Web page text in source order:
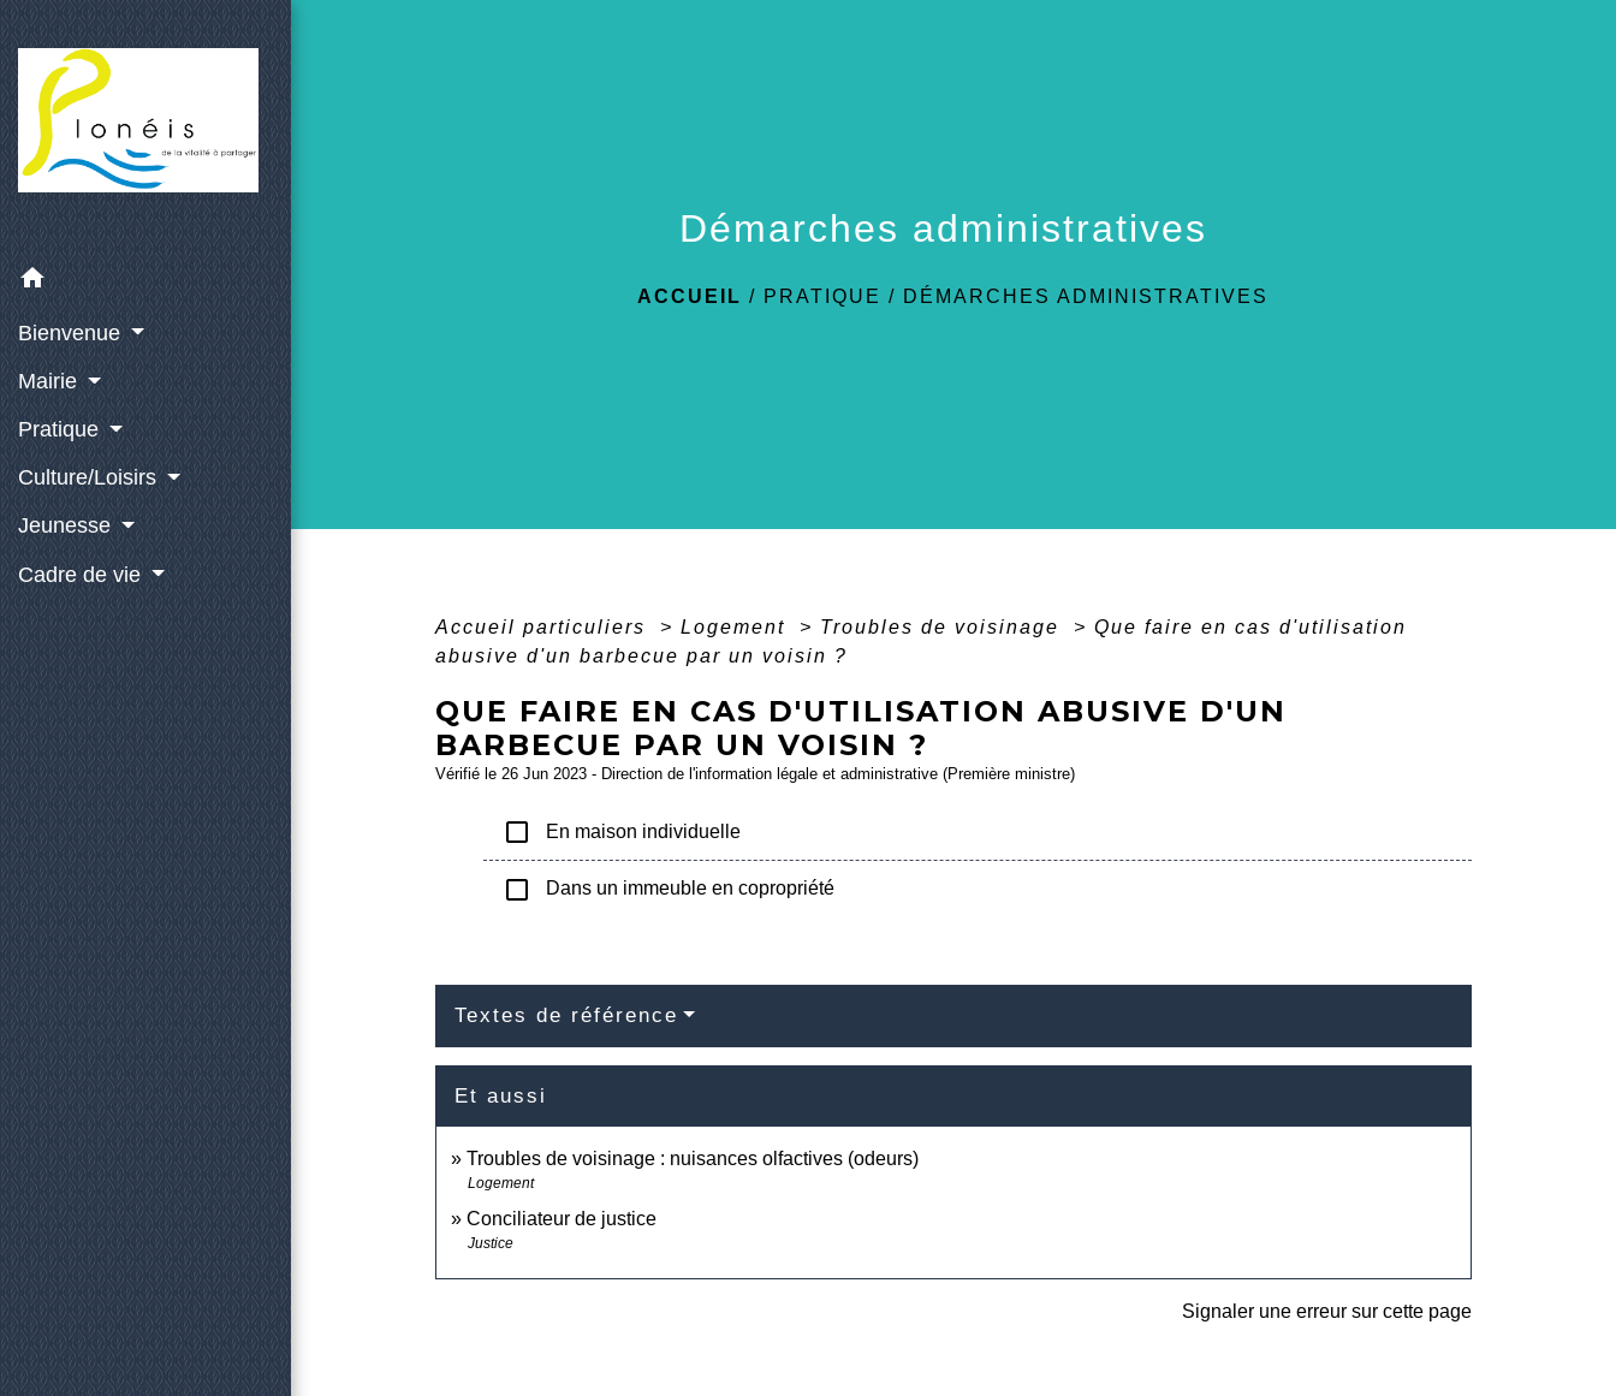
home
Bienvenue
Mairie
Pratique
Culture/Loisirs
Jeunesse
Cadre de vie
Démarches administratives
ACCUEIL / PRATIQUE / DÉMARCHES ADMINISTRATIVES
Accueil particuliers > Logement > Troubles de voisinage > Que faire en cas d'utilisation
abusive d'un barbecue par un voisin ?
QUE FAIRE EN CAS D'UTILISATION ABUSIVE D'UN
BARBECUE PAR UN VOISIN ?
Vérifié le 26 Jun 2023 - Direction de l'information légale et administrative (Première ministre)
check_box_outline_blank En maison individuelle
check_box_outline_blank Dans un immeuble en copropriété
Textes de référence
Et aussi
Troubles de voisinage : nuisances olfactives (odeurs)
Logement
Conciliateur de justice
Justice
Signaler une erreur sur cette page